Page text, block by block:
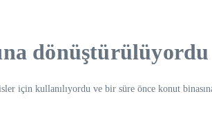
dönüştürülüyordu
kullanılıyordu ve bir süre önce konut